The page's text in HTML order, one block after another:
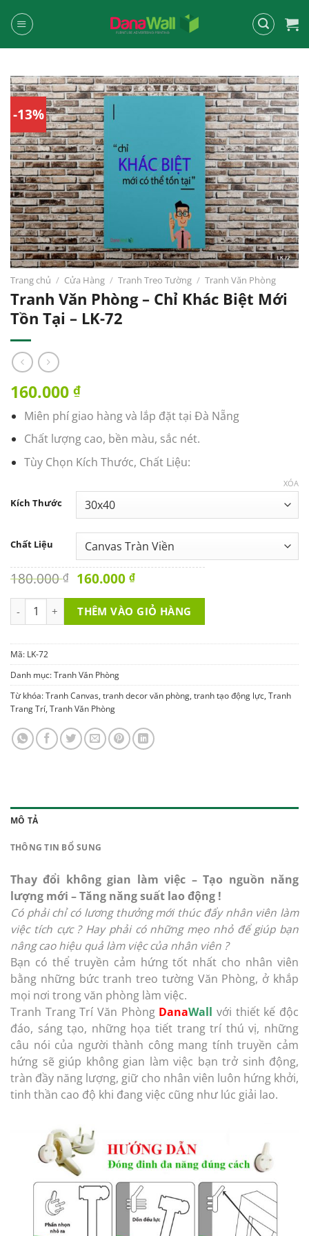
đến
-13%
Trang chủ / Cửa Hàng / Tranh Treo Tường / Tranh Văn Phòng
Tranh Văn Phòng – Chỉ Khác Biệt Mới
Tồn Tại – LK-72
160.000 ₫
Miên phí giao hàng và lắp đặt tại Đà Nẵng
Chất lượng cao, bền màu, sắc nét.
Tùy Chọn Kích Thước, Chất Liệu:
Kích Thước
Chất Liệu
XÓA
180.000₫ Original
was:
180.000 ₫.
160.000 ₫Current
is:
160.000 ₫.
Tranh Văn Phòng - Chỉ Khác Biệt Mới Tồn Tại - LK-72 số lượng
THÊM VÀO GIỎ HÀNG
Mã: LK-72
Danh mục:Tranh Văn Phòng
Từ khóa:Tranh Canvas, tranh decor văn phòng, tranh tạo động lực, Tranh
Trang Trí, Tranh Văn Phòng
MÔ TẢ
THÔNG TIN BỔ SUNG
Thay đổi không gian làm việc – Tạo nguồn năng
lượng mới – Tăng năng suất lao động !
Có phải chỉ có lương thưởng mới thúc đẩy nhân viên làm
việc tích cực ? Hay phải có những mẹo nhỏ để giúp bạn
nâng cao hiệu quả làm việc của nhân viên ?
Bạn có thể truyền cảm hứng tốt nhất cho nhân viên
bằng những bức tranh treo tường Văn Phòng, ở khắp
mọi nơi trong văn phòng làm việc.
Tranh Trang Trí Văn Phòng DanaWall với thiết kế độc
đáo, sáng tạo, những họa tiết trang trí thú vị, những
câu nói của người thành công mang tính truyền cảm
hứng sẽ giúp không gian làm việc bạn trở sinh động,
tràn đầy năng lượng, giữ cho nhân viên luôn hứng khởi,
tinh thần cao độ khi đang việc cũng như lúc giải lao.